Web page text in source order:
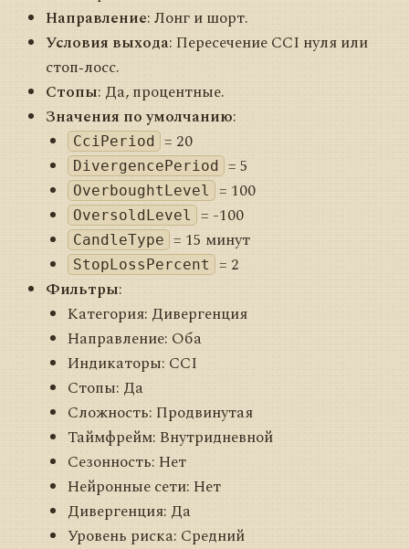
Направление: Лонг и шорт.
Условия выхода: Пересечение CCI нуля или
стоп‑лосс.
Стопы: Да, процентные.
Значения по умолчанию:
CciPeriod = 20
DivergencePeriod = 5
OverboughtLevel = 100
OversoldLevel = -100
CandleType = 15 минут
StopLossPercent = 2
Фильтры:
Категория: Дивергенция
Направление: Оба
Индикаторы: CCI
Стопы: Да
Сложность: Продвинутая
Таймфрейм: Внутридневной
Сезонность: Нет
Нейронные сети: Нет
Дивергенция: Да
Уровень риска: Средний